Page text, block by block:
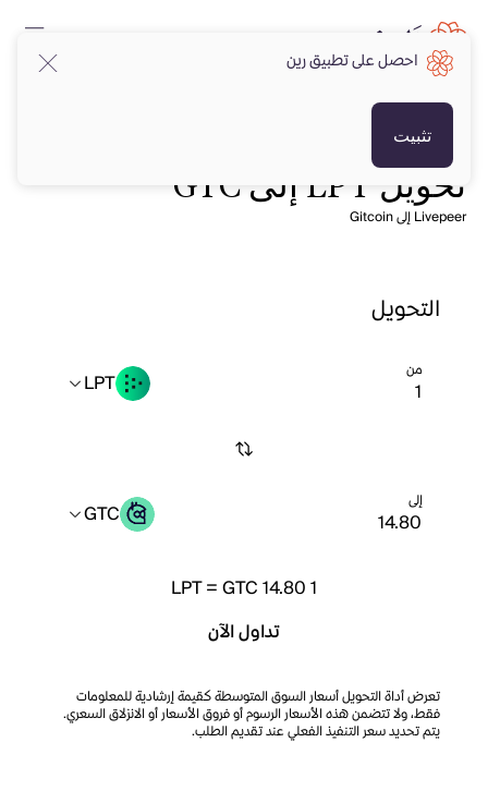
تحويل LPT إلى GTC
Livepeer إلى Gitcoin
التحويل
من LPT
إلى GTC
1
LPT=GTC 14.80
تداول الآن
تعرض أداة التحويل أسعار السوق المتوسطة كقيمة إرشادية للمعلومات
فقط، ولا تتضمن هذه الأسعار الرسوم أو فروق الأسعار أو الانزلاق السعري.
يتم تحديد سعر التنفيذ الفعلي عند تقديم الطلب.
احصل على تطبيق رين
تثبيت